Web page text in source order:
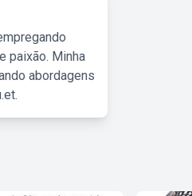
paixão. Minha
abordagens